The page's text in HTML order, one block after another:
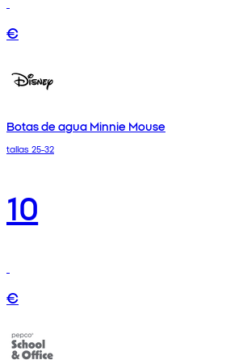
€
Botas de agua Minnie Mouse
tallas 25-32
10
€